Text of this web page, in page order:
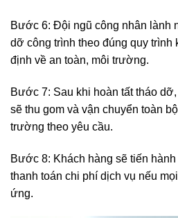
Bước 6: Đội ngũ công nhân lành
dỡ công trình theo đúng quy trình
định về an toàn, môi trường.
Bước 7: Sau khi hoàn tất tháo
sẽ thu gom và vận chuyển toàn
trường theo yêu cầu.
Bước 8: Khách hàng sẽ tiến
thanh toán chi phí dịch vụ nếu
ứng.